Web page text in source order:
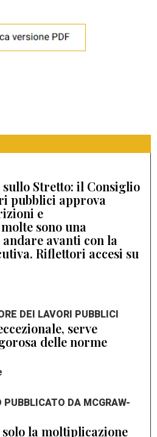
Stretto: il Consiglio
pubblici approva
e
sono una
avanti con la
Riflettori accesi su
DEI LAVORI PUBBLICI
serve
delle norme
PUBBLICATO DA MCGRAW-
solo la moltiplicazione